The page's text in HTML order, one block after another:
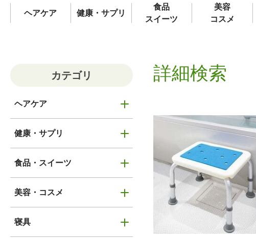
ヘアケア 健康・サプリ
食品
スイーツ
美容
コスメ
カテゴリ
ヘアケア
健康・サプリ
食品・スイーツ
美容・コスメ
寝具
詳細検索